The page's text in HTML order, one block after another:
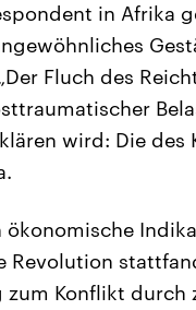
in Afrika
Fluch des
wird: Die
ökonomische
Revolution
zum Konflikt durch